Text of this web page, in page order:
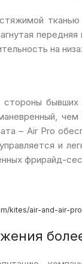
на
– Air Pro
и
фрирайд-
kites/air-and-air-pro